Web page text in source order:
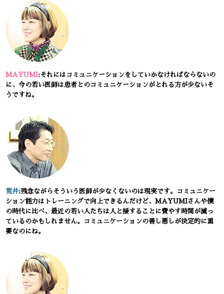
MAYUMI:それにはコミュニケーションをしていかなければならないの
に、今の若い医師は患者とのコミュニケーションがとれる方が少ないそ
うですね。
荒井:残念ながらそういう医師が少なくないのは現実です。コミュニケー
ション能力はトレーニングで向上できるんだけど、MAYUMIさんや僕
の時代に比べ、最近の若い人たちは人と接することに費やす時間が減っ
ているのかもしれません。コミュニケーションの善し悪しが決定的に重
要なのにね。